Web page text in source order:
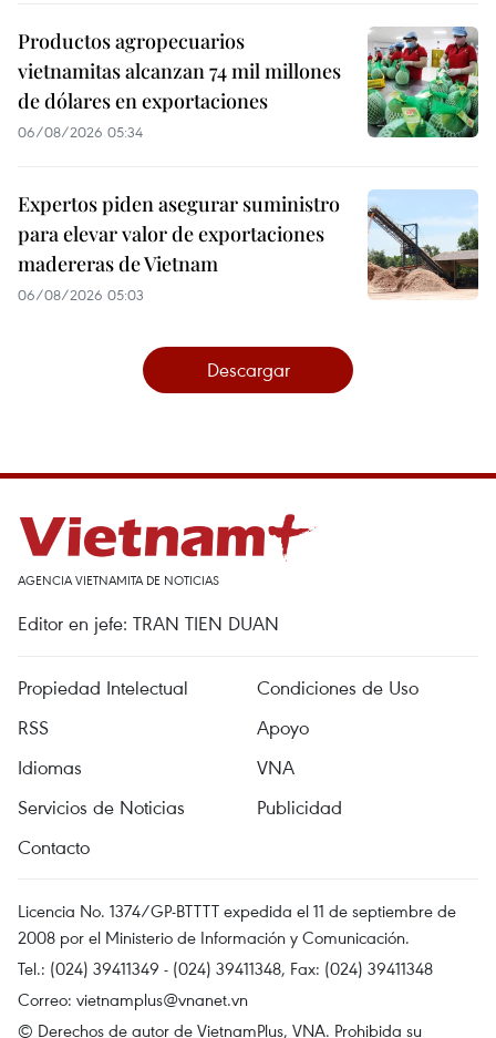
Productos agropecuarios
vietnamitas alcanzan 74 mil millones
de dólares en exportaciones
06/08/2026 05:34
Expertos piden asegurar suministro
para elevar valor de exportaciones
madereras de Vietnam
06/08/2026 05:03
Descargar
AGENCIA VIETNAMITA DE NOTICIAS
Editor en jefe: TRAN TIEN DUAN
Propiedad Intelectual
Condiciones de Uso
RSS
Apoyo
Idiomas
VNA
Servicios de Noticias
Publicidad
Contacto
Licencia No. 1374/GP-BTTTT expedida el 11 de septiembre de
2008 por el Ministerio de Información y Comunicación.
Tel.: (024) 39411349 - (024) 39411348, Fax: (024) 39411348
Correo: vietnamplus@vnanet.vn
© Derechos de autor de VietnamPlus, VNA. Prohibida su